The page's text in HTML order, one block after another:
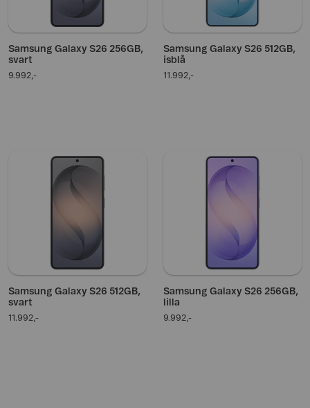
Samsung Galaxy S26 256GB,
svart
9.992,-
Samsung Galaxy S26 512GB,
isblå
11.992,-
Samsung Galaxy S26 512GB,
svart
11.992,-
Samsung Galaxy S26 256GB,
lilla
9.992,-